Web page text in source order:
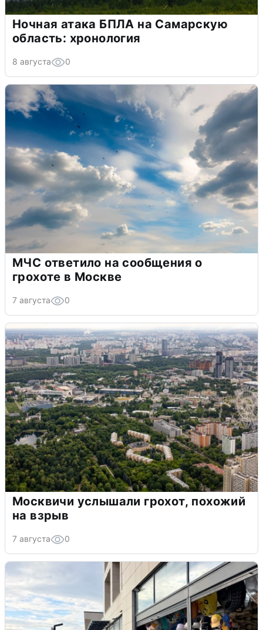
Ночная атака БПЛА на Самарскую
область: хронология
8 августа 0
МЧС ответило на сообщения о
грохоте в Москве
7 августа 0
Москвичи услышали грохот, похожий
на взрыв
7 августа 0